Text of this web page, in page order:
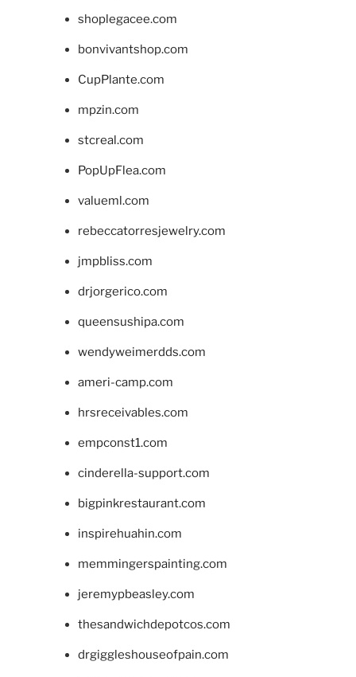
shoplegacee.com
bonvivantshop.com
CupPlante.com
mpzin.com
stcreal.com
PopUpFlea.com
valueml.com
rebeccatorresjewelry.com
jmpbliss.com
drjorgerico.com
queensushipa.com
wendyweimerdds.com
ameri-camp.com
hrsreceivables.com
empconst1.com
cinderella-support.com
bigpinkrestaurant.com
inspirehuahin.com
memmingerspainting.com
jeremypbeasley.com
thesandwichdepotcos.com
drgiggleshouseofpain.com